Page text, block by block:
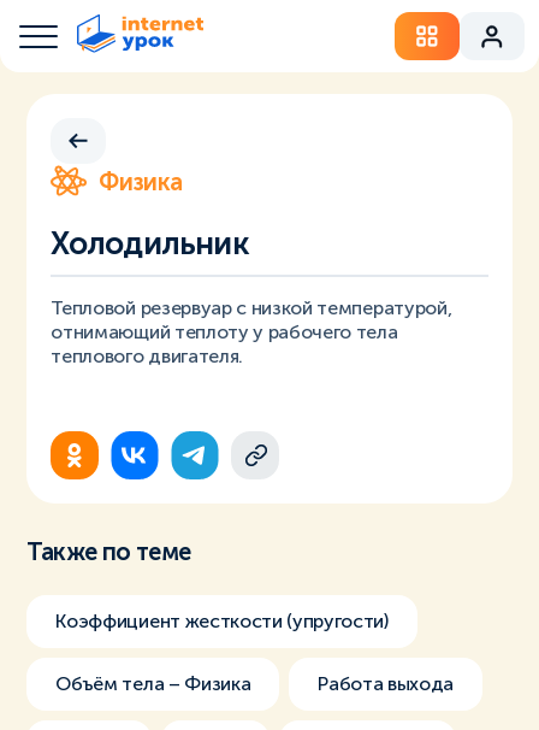
Физика
Холодильник
Тепловой резервуар с низкой температурой,
отнимающий теплоту у рабочего тела
теплового двигателя.
Также по теме
Коэффициент жесткости (упругости)
Объём тела – Физика Работа выхода